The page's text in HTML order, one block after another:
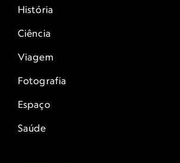
História
Ciência
Viagem
Fotografia
Espaço
Saúde